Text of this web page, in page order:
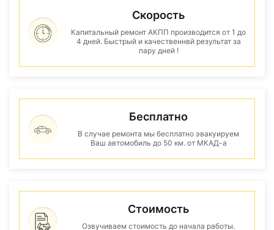
Скорость
Капитальный ремонт АКПП производится от 1 до
4 дней. Быстрый и качественнвй результат за
пару дней !
Бесплатно
В случае ремонта мы бесплатно эвакуируем
Ваш автомобиль до 50 км. от МКАД-а
Стоимость
Озвучиваем стоимость до начала работы.